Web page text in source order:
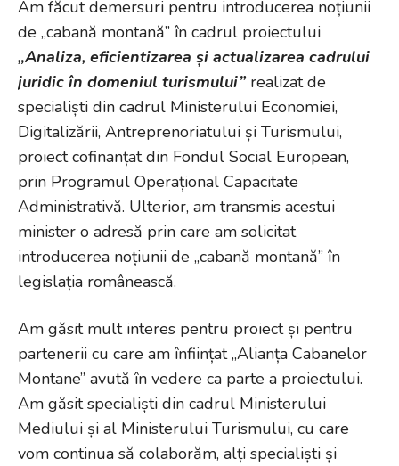
Am făcut demersuri pentru introducerea noțiunii
de „cabană montană” în cadrul proiectului
„Analiza, eficientizarea și actualizarea cadrului
juridic în domeniul turismului” realizat de
specialiști din cadrul Ministerului Economiei,
Digitalizării, Antreprenoriatului și Turismului,
proiect cofinanțat din Fondul Social European,
prin Programul Operațional Capacitate
Administrativă. Ulterior, am transmis acestui
minister o adresă prin care am solicitat
introducerea noțiunii de „cabană montană” în
legislația românească.
Am găsit mult interes pentru proiect și pentru
partenerii cu care am înființat „Alianța Cabanelor
Montane” avută în vedere ca parte a proiectului.
Am găsit specialiști din cadrul Ministerului
Mediului și al Ministerului Turismului, cu care
vom continua să colaborăm, alți specialiști și